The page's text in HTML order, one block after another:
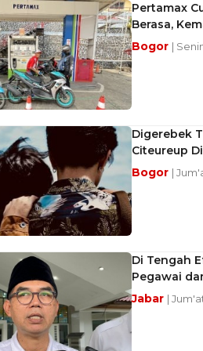
Pertamax
Berasa,
Bogor |
Digerebek
Citeureup
Bogor |
Di Tengah
Pegawai
Jabar |